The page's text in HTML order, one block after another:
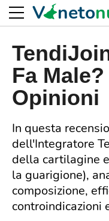
Fa
Opinioni
In questa
dell'Integratore
della cartilagine
la guarigione),
composizione,
V neto